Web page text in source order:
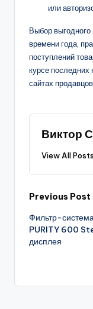
или
Выбор
времени года,
поступлений
курсе последних
сайтах
Виктор
View All Posts
Post
Previous Post
Фильтр-
PURITY 600
дисплея